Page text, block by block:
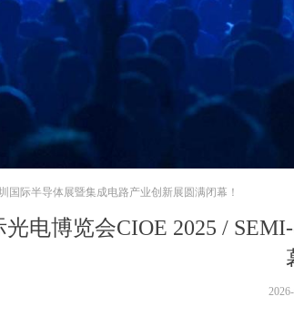
光电博览会CIOE 2025 /
国际半导体展暨集成电路产业创新展圆满闭幕！